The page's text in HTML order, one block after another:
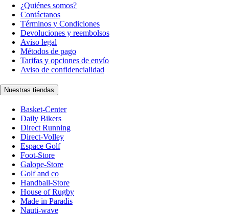
¿Quiénes somos?
Contáctanos
Términos y Condiciones
Devoluciones y reembolsos
Aviso legal
Métodos de pago
Tarifas y opciones de envío
Aviso de confidencialidad
Nuestras tiendas
Basket-Center
Daily Bikers
Direct Running
Direct-Volley
Espace Golf
Foot-Store
Galope-Store
Golf and co
Handball-Store
House of Rugby
Made in Paradis
Nauti-wave